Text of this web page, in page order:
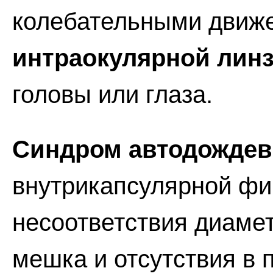
колебательными
интраокулярной
головы или глаза.
Синдром
внутрикапсулярной
несоответствия
мешка и отсутствия в